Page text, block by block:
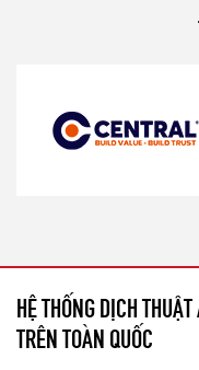
HỆ THỐNG DỊCH
TRÊN TOÀN QUỐC